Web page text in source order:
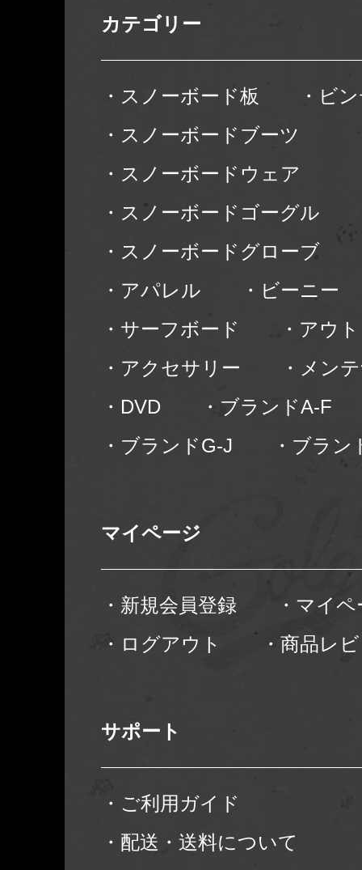
カテゴリー
・スノーボード板
・ビ
・スノーボードブーツ
・スノーボードウェア
・スノーボードゴーグル
・スノーボードグローブ
・アパレル
・ビーニー
・サーフボード
・アウ
・アクセサリー
・メン
・DVD
・ブランドA-F
・ブランドG-J
・ブラン
マイページ
・新規会員登録
・マイ
・ログアウト
・商品レ
サポート
・ご利用ガイド
・配送・送料について